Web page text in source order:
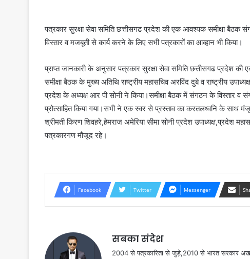
पत्रकार सुरक्षा सेवा समिति छत्तीसगढ प्रदेश की एक आवश्यक समीक्षा
विस्तार व मजबूती से कार्य करने के लिए सभी पत्रकारों का आव्हान भी किया।
प्राप्त जानकारी के अनुसार पत्रकार सुरक्षा सेवा समिति छत्तीसगढ प्रदेश
समीक्षा बैठक के मुख्य अतिथि राष्ट्रीय महासचिव अरविंद दुबे व राष्ट्रीय
प्रदेश के अध्यक्ष आर पी सोनी ने किया।समीक्षा बैठक में संगठन के विस्तार
प्रोत्साहित किया गया।सभी ने एक स्वर से प्रस्ताव का करतलध्वनि के साथ
श्रीमती किरण शिवहरे,हेमराज अमेरिया सीमा सोनी प्रदेश उपाध्यक्ष,प्रदेश
पत्रकारगण मौजूद रहे।
Facebook Twitter Messenger
सबका संदेश
2004 से पत्रकारिता से जुड़े,2010 से भारत सरकार